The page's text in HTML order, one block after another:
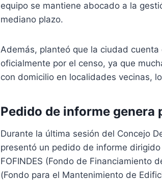
equipo se mantiene abocado a la
mediano plazo.
Además, planteó que la ciudad
oficialmente por el censo, ya que
con domicilio en localidades vecinas,
Pedido de informe genera
Durante la última sesión del Concejo
presentó un pedido de informe
FOFINDES (Fondo de Financiamiento
(Fondo para el Mantenimiento de